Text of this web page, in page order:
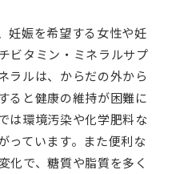
妊娠を希望する女性や妊
ビタミン・ミネラルサプ
ラルは、からだの外から
ると健康の維持が困難に
は環境汚染や化学肥料な
っています。また便利な
化で、糖質や脂質を多く